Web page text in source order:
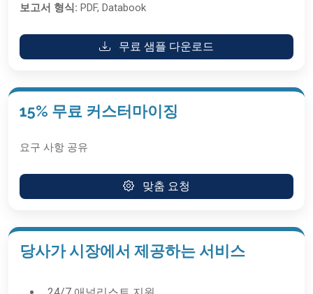
보고서 형식: PDF, Databook
무료 샘플 다운로드
15% 무료 커스터마이징
요구 사항 공유
맞춤 요청
당사가 시장에서 제공하는 서비스